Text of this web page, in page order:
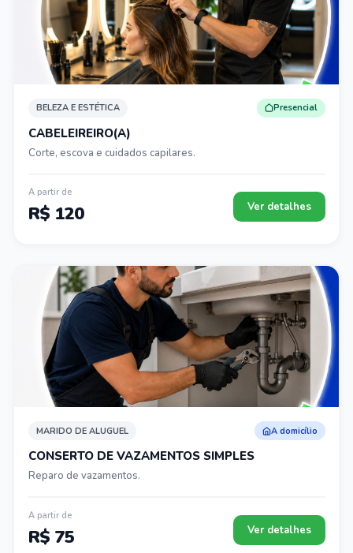
BELEZA E ESTÉTICA Presencial
CABELEIREIRO(A)
Corte, escova e cuidados capilares.
A partir de
R$ 120 Ver detalhes
MARIDO DE ALUGUEL A domicílio
CONSERTO DE VAZAMENTOS SIMPLES
Reparo de vazamentos.
A partir de
R$ 75 Ver detalhes